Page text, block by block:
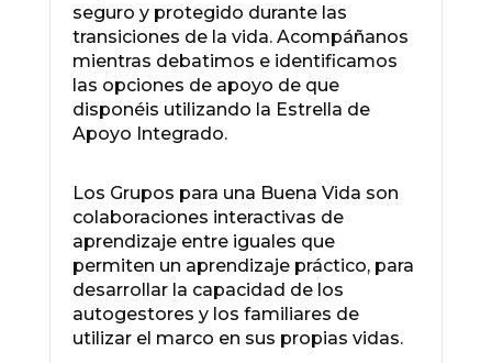
seguro y protegido durante las
transiciones de la vida. Acompáñanos
mientras debatimos e identificamos
las opciones de apoyo de que
disponéis utilizando la Estrella de
Apoyo Integrado.
Los Grupos para una Buena Vida son
colaboraciones interactivas de
aprendizaje entre iguales que
permiten un aprendizaje práctico, para
desarrollar la capacidad de los
autogestores y los familiares de
utilizar el marco en sus propias vidas.